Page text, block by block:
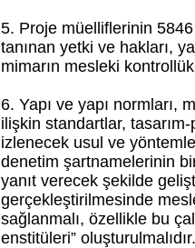
5. Proje müelliflerinin
tanınan yetki ve hakları,
mimarın mesleki kontrollük
6. Yapı ve yapı normları,
ilişkin standartlar,
izlenecek usul ve
denetim şartnamelerinin
yanıt verecek şekilde
gerçekleştirilmesinde
sağlanmalı, özellikle bu
enstitüleri” oluşturulmalıdır.